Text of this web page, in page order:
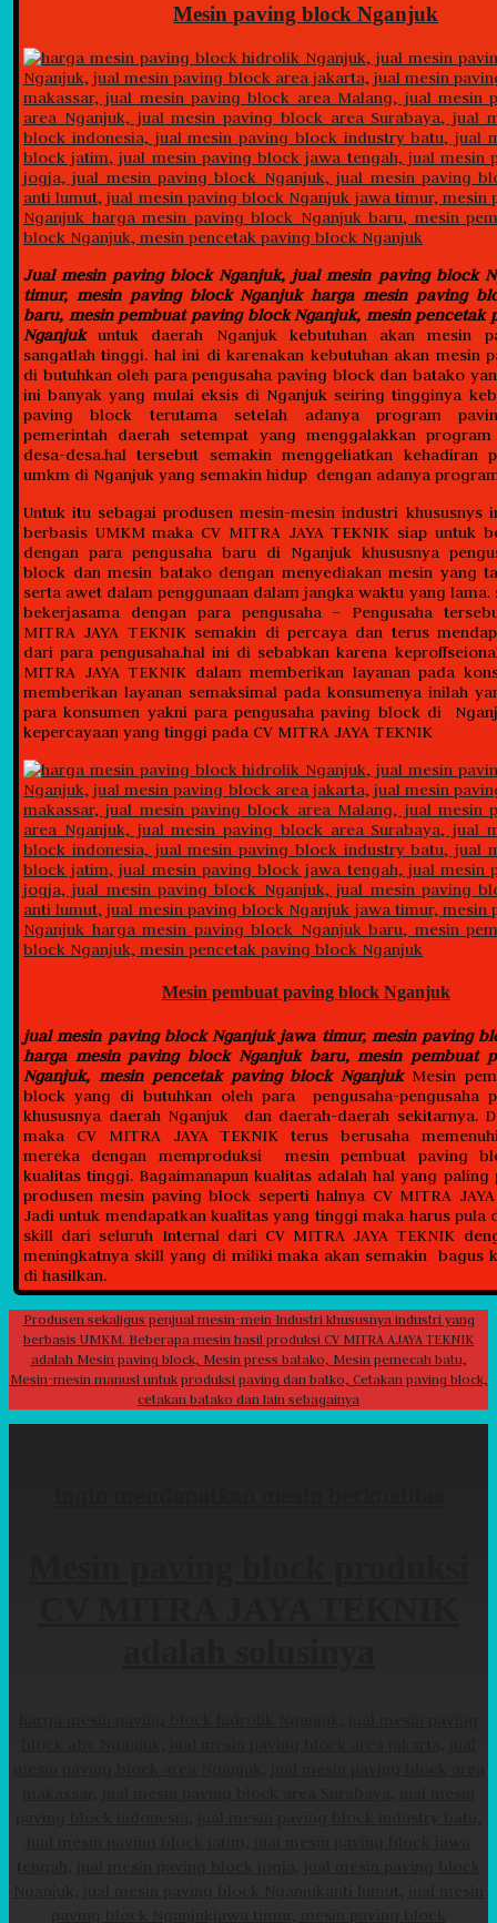
Mesin paving block Nganjuk
Jual mesin paving block Nganjuk, jual mesin paving block
timur, mesin paving block Nganjuk harga mesin paving
baru, mesin pembuat paving block Nganjuk, mesin pencetak
Nganjukuntuk daerah Nganjuk kebutuhan akan mesin
sangatlah tinggi. hal ini di karenakan kebutuhan akan mesin
di butuhkan oleh para pengusaha paving block dan batako
ini banyak yang mulai eksis di Nganjuk seiring tingginya
paving block terutama setelah adanya program
pemerintah daerah setempat yang menggalakkan
desa-desa.hal tersebut semakin menggeliatkan kehadiran
umkm di Nganjuk yang semakin hidup dengan adanya
Untuk itu sebagai produsen mesin-mesin industri khususnys
berbasis UMKM maka CV MITRA JAYA TEKNIK siap untuk
dengan para pengusaha baru di Nganjuk khususnya
block dan mesin batako dengan menyediakan mesin yang
serta awet dalam penggunaan dalam jangka waktu yang lama.
bekerjasama dengan para pengusaha – Pengusaha
MITRA JAYA TEKNIK semakin di percaya dan terus
dari para pengusaha.hal ini di sebabkan karena
MITRA JAYA TEKNIK dalam memberikan layanan pada
memberikan layanan semaksimal pada konsumenya inilah
para konsumen yakni para pengusaha paving block di
kepercayaan yang tinggi pada CV MITRA JAYA TEKNIK
Mesin pembuat paving block Nganjuk
jual mesin paving block Nganjuk jawa timur, mesin paving
harga mesin paving block Nganjuk baru, mesin pembuat
Nganjuk, mesin pencetak paving block Nganjuk Mesin
block yang di butuhkan oleh para pengusaha-pengusaha
khususnya daerah Nganjuk dan daerah-daerah sekitarnya.
maka CV MITRA JAYA TEKNIK terus berusaha
mereka dengan memproduksi mesin pembuat paving
kualitas tinggi. Bagaimanapun kualitas adalah hal yang paling
produsen mesin paving block seperti halnya CV MITRA
Jadi untuk mendapatkan kualitas yang tinggi maka harus pula
skill dari seluruh Internal dari CV MITRA JAYA TEKNIK
meningkatnya skill yang di miliki maka akan semakin bagus
di hasilkan.
Produsen sekaligus penjual mesin-mein Industri khususnya industri yang
berbasis UMKM. Beberapa mesin hasil produksi CV MITRA AJAYA TEKNIK
adalah Mesin paving block, Mesin press batako, Mesin pemecah batu,
Mesin-mesin manusl untuk produksi paving dan batko, Cetakan paving block,
cetakan batako dan lain sebagainya